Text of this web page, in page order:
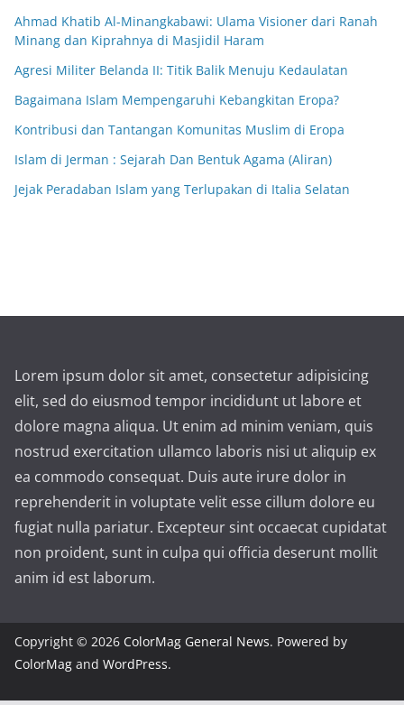
Ahmad Khatib Al-Minangkabawi: Ulama Visioner dari Ranah
Minang dan Kiprahnya di Masjidil Haram
Agresi Militer Belanda II: Titik Balik Menuju Kedaulatan
Bagaimana Islam Mempengaruhi Kebangkitan Eropa?
Kontribusi dan Tantangan Komunitas Muslim di Eropa
Islam di Jerman : Sejarah Dan Bentuk Agama (Aliran)
Jejak Peradaban Islam yang Terlupakan di Italia Selatan
Lorem ipsum dolor sit amet, consectetur adipisicing
elit, sed do eiusmod tempor incididunt ut labore et
dolore magna aliqua. Ut enim ad minim veniam, quis
nostrud exercitation ullamco laboris nisi ut aliquip ex
ea commodo consequat. Duis aute irure dolor in
reprehenderit in voluptate velit esse cillum dolore eu
fugiat nulla pariatur. Excepteur sint occaecat cupidatat
non proident, sunt in culpa qui officia deserunt mollit
anim id est laborum.
Copyright © 2026 ColorMag General News. Powered by
ColorMag and WordPress.